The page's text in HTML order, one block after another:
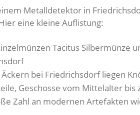
Metalldetektor in
eine kleine Auflistung:
Tacitus Silbermünze
bei Friedrichsdorf liegen
Geschosse vom Mittelalter bis
Zahl an modernen Artefakten